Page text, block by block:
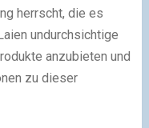
herrscht, die es
undurchsichtige
anzubieten und
zu dieser